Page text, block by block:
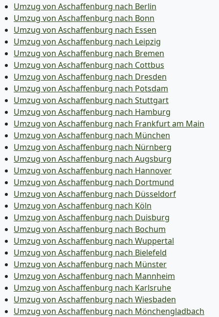
Umzug von Aschaffenburg nach Berlin
Umzug von Aschaffenburg nach Bonn
Umzug von Aschaffenburg nach Essen
Umzug von Aschaffenburg nach Leipzig
Umzug von Aschaffenburg nach Bremen
Umzug von Aschaffenburg nach Cottbus
Umzug von Aschaffenburg nach Dresden
Umzug von Aschaffenburg nach Potsdam
Umzug von Aschaffenburg nach Stuttgart
Umzug von Aschaffenburg nach Hamburg
Umzug von Aschaffenburg nach Frankfurt am Main
Umzug von Aschaffenburg nach München
Umzug von Aschaffenburg nach Nürnberg
Umzug von Aschaffenburg nach Augsburg
Umzug von Aschaffenburg nach Hannover
Umzug von Aschaffenburg nach Dortmund
Umzug von Aschaffenburg nach Düsseldorf
Umzug von Aschaffenburg nach Köln
Umzug von Aschaffenburg nach Duisburg
Umzug von Aschaffenburg nach Bochum
Umzug von Aschaffenburg nach Wuppertal
Umzug von Aschaffenburg nach Bielefeld
Umzug von Aschaffenburg nach Münster
Umzug von Aschaffenburg nach Mannheim
Umzug von Aschaffenburg nach Karlsruhe
Umzug von Aschaffenburg nach Wiesbaden
Umzug von Aschaffenburg nach Mönchen­gladbach